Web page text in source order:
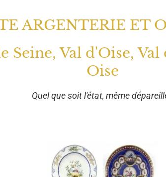
ARGENTERIE ET
Seine, Val d'Oise,
Oise
Quel que soit l'état, même